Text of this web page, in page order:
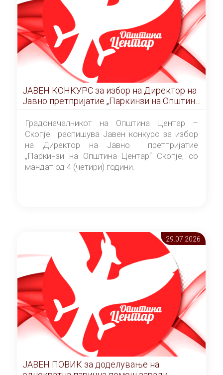
ЈАВЕН КОНКУРС за избор на Директор на
Јавно претпријатие „Паркинзи на Општина
Центар“ – Скопје
Градоначалникот на Општина Центар –
Скопје распишува Јавен конкурс за избор
на Директор на Јавно претпријатие
„Паркинзи на Општина Центар“ Скопје, со
мандат од 4 (четири) години.
29.07 2026
ЈАВЕН ПОВИК за доделување на